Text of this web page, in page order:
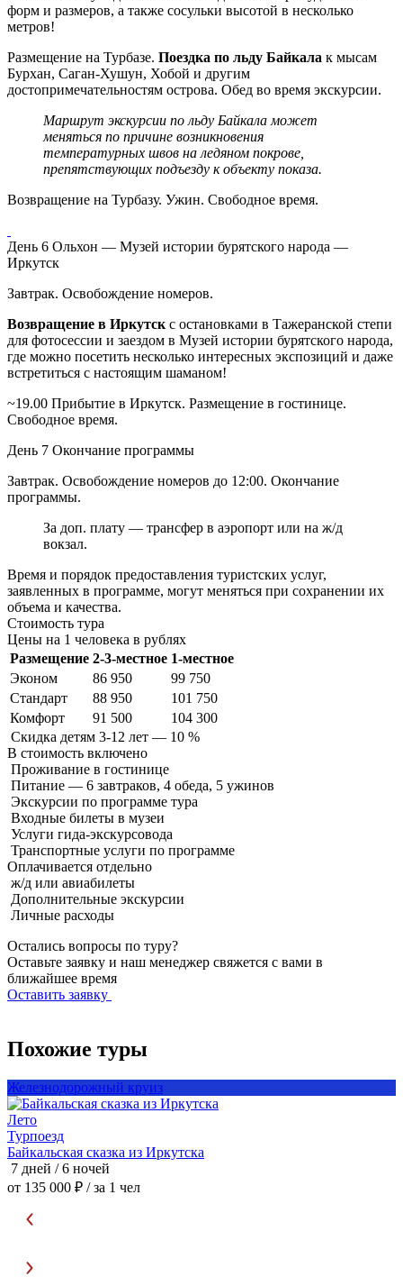
форм и размеров, а также сосульки высотой в несколько
метров!
Размещение на Турбазе. Поездка по льду Байкала к мысам
Бурхан, Саган-Хушун, Хобой и другим
достопримечательностям острова. Обед во время экскурсии.
Маршрут экскурсии по льду Байкала может
меняться по причине возникновения
температурных швов на ледяном покрове,
препятствующих подъезду к объекту показа.
Возвращение на Турбазу. Ужин. Свободное время.
День 6 Ольхон — Музей истории бурятского народа —
Иркутск
Завтрак. Освобождение номеров.
Возвращение в Иркутск с остановками в Тажеранской степи
для фотосессии и заездом в Музей истории бурятского народа,
где можно посетить несколько интересных экспозиций и даже
встретиться с настоящим шаманом!
~19.00 Прибытие в Иркутск. Размещение в гостинице.
Свободное время.
День 7 Окончание программы
Завтрак. Освобождение номеров до 12:00. Окончание
программы.
За доп. плату — трансфер в аэропорт или на ж/д
вокзал.
Время и порядок предоставления туристских услуг,
заявленных в программе, могут меняться при сохранении их
объема и качества.
Стоимость тура
Цены на 1 человека в рублях
Размещение 2-3-местное 1-местное
Эконом
86 950
99 750
Стандарт
88 950
101 750
Комфорт
91 500
104 300
Скидка детям 3-12 лет — 10 %
В стоимость включено
Проживание в гостинице
Питание — 6 завтраков, 4 обеда, 5 ужинов
Экскурсии по программе тура
Входные билеты в музеи
Услуги гида-экскурсовода
Транспортные услуги по программе
Оплачивается отдельно
ж/д или авиабилеты
Дополнительные экскурсии
Личные расходы
Остались вопросы по туру?
Оставьте заявку и наш менеджер свяжется с вами в
ближайшее время
Оставить заявку
Похожие туры
Железнодорожный круиз
Лето
Турпоезд
Байкальская сказка из Иркутска
7 дней / 6 ночей
от 135 000 ₽ / за 1 чел